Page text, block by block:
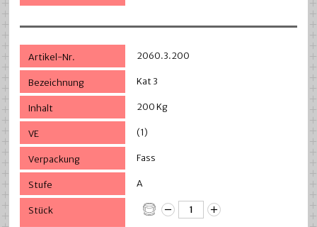
2060.3.200
Kat 3
200 Kg
(1)
Fass
A